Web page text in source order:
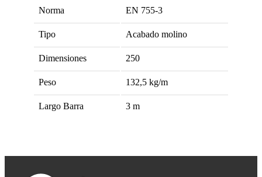
Norma EN 755-3
Tipo Acabado molino
Dimensiones 250
Peso 132,5 kg/m
Largo Barra 3 m